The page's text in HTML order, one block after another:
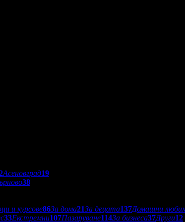
Асеновград19
38
и курсове86За дома21За децата137Домашни
33Екстремни107Пазаруване114За бизнеса37Други12